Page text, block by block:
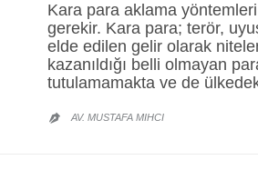
Kara para aklama
gerekir. Kara para; terör,
elde edilen gelir olarak
kazanıldığı belli olmayan
tutulamamakta ve de
 AV. MUSTAFA MIHCI